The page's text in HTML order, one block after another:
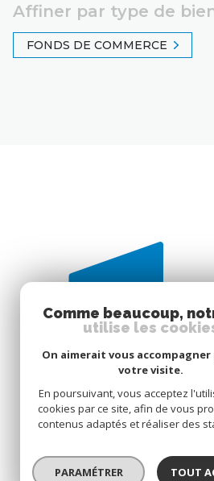
Affiner par type de
FONDS DE COMMERCE
©
Comme beaucoup,
utilise les
On aimerait vous
votre visite.
En poursuivant, vous acceptez
cookies par ce site, afin de vous
contenus adaptés et réaliser des
PARAMÉTRER TOUT